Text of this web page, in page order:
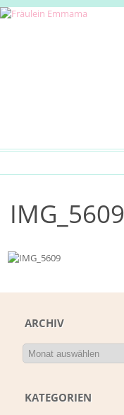
IMG_5609
ARCHIV
KATEGORIEN